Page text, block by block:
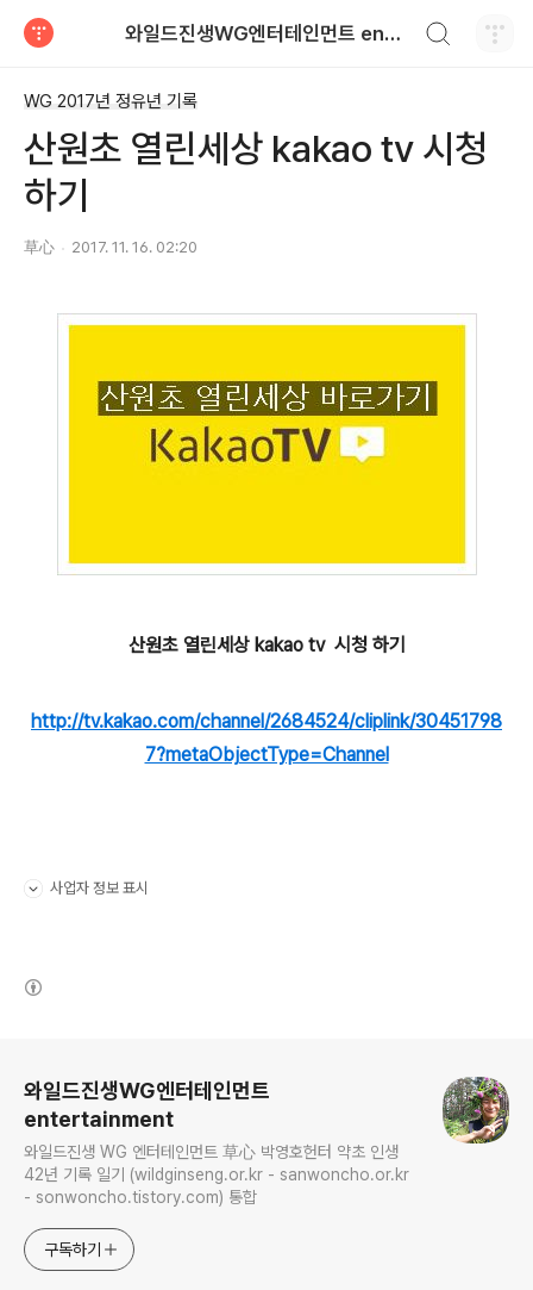
와일드진생WG엔터테인먼트 entertainment
WG 2017년 정유년 기록
산원초 열린세상 kakao tv 시청
하기
草心 2017. 11. 16. 02:20
산원초 열린세상 kakao tv 시청 하기
http://tv.kakao.com/channel/2684524/cliplink/30451798
7?metaObjectType=Channel
사업자 정보 표시
와일드진생WG엔터테인먼트
entertainment
와일드진생 WG 엔터테인먼트 草心 박영호헌터 약초 인생
42년 기록 일기 (wildginseng.or.kr - sanwoncho.or.kr
- sonwoncho.tistory.com) 통합
구독하기